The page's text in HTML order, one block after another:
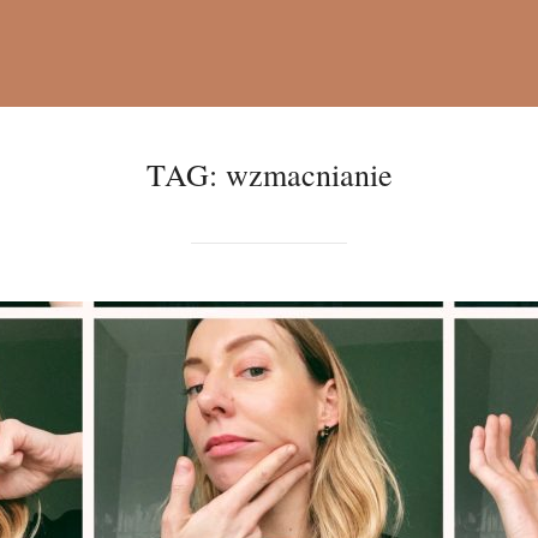
TAG: wzmacnianie